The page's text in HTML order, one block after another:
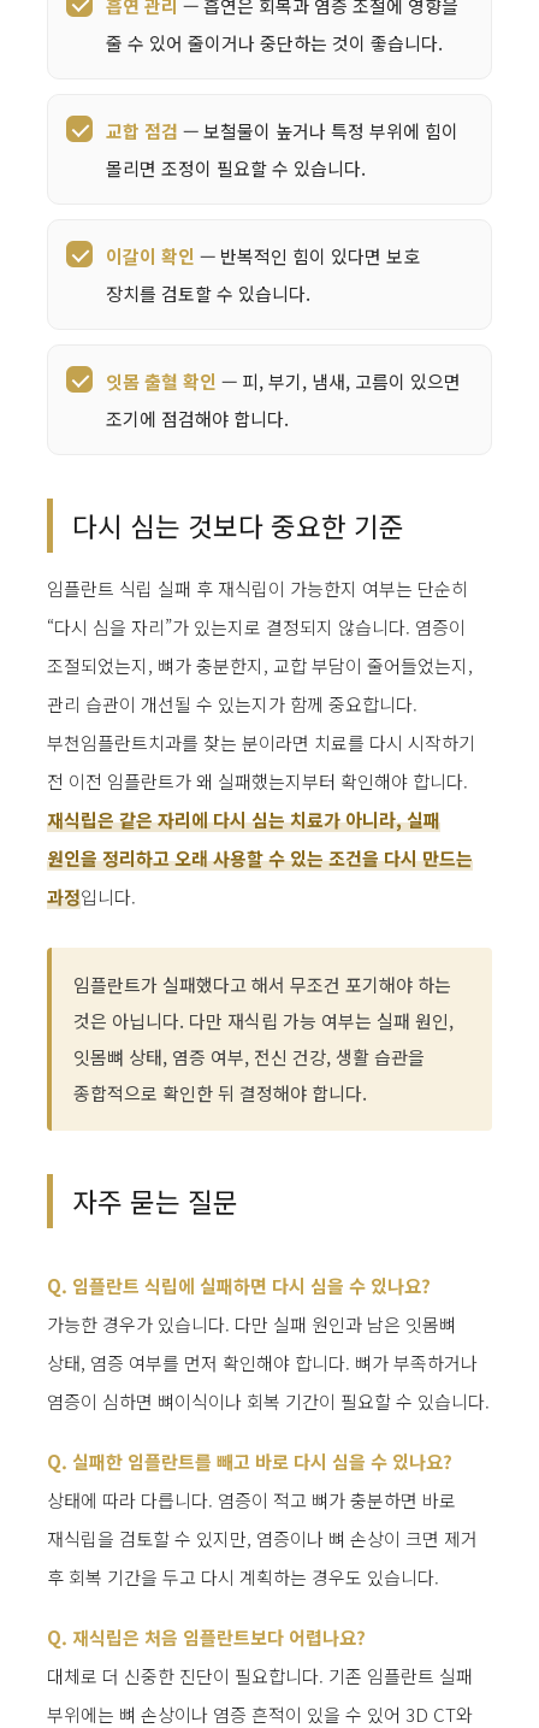
흡연 관리 — 흡연은 회복과 염증 조절에 영향을
줄 수 있어 줄이거나 중단하는 것이 좋습니다.
교합 점검 — 보철물이 높거나 특정 부위에 힘이
몰리면 조정이 필요할 수 있습니다.
이갈이 확인 — 반복적인 힘이 있다면 보호
장치를 검토할 수 있습니다.
잇몸 출혈 확인 — 피, 부기, 냄새, 고름이 있으면
조기에 점검해야 합니다.
다시 심는 것보다 중요한 기준
임플란트 식립 실패 후 재식립이 가능한지 여부는 단순히
“다시 심을 자리”가 있는지로 결정되지 않습니다. 염증이
조절되었는지, 뼈가 충분한지, 교합 부담이 줄어들었는지,
관리 습관이 개선될 수 있는지가 함께 중요합니다.
부천임플란트치과를 찾는 분이라면 치료를 다시 시작하기
전 이전 임플란트가 왜 실패했는지부터 확인해야 합니다.
재식립은 같은 자리에 다시 심는 치료가 아니라, 실패
원인을 정리하고 오래 사용할 수 있는 조건을 다시 만드는
과정입니다.
임플란트가 실패했다고 해서 무조건 포기해야 하는
것은 아닙니다. 다만 재식립 가능 여부는 실패 원인,
잇몸뼈 상태, 염증 여부, 전신 건강, 생활 습관을
종합적으로 확인한 뒤 결정해야 합니다.
자주 묻는 질문
Q. 임플란트 식립에 실패하면 다시 심을 수 있나요?
가능한 경우가 있습니다. 다만 실패 원인과 남은 잇몸뼈
상태, 염증 여부를 먼저 확인해야 합니다. 뼈가 부족하거나
염증이 심하면 뼈이식이나 회복 기간이 필요할 수 있습니다.
Q. 실패한 임플란트를 빼고 바로 다시 심을 수 있나요?
상태에 따라 다릅니다. 염증이 적고 뼈가 충분하면 바로
재식립을 검토할 수 있지만, 염증이나 뼈 손상이 크면 제거
후 회복 기간을 두고 다시 계획하는 경우도 있습니다.
Q. 재식립은 처음 임플란트보다 어렵나요?
대체로 더 신중한 진단이 필요합니다. 기존 임플란트 실패
부위에는 뼈 손상이나 염증 흔적이 있을 수 있어 3D CT와